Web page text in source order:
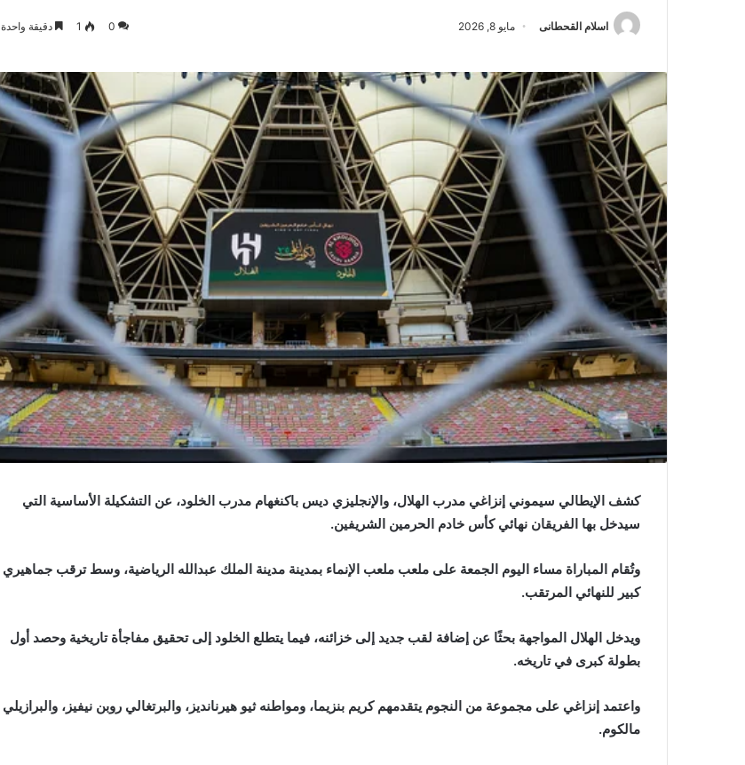
اسلام القحطانى مايو 8, 2026 0
1 دقيقة واحدة
كشف الإيطالي سيموني إنزاغي مدرب الهلال، والإنجليزي ديس باكنغهام مدرب الخلود، عن التشكيلة الأساسية التي
سيدخل بها الفريقان نهائي كأس خادم الحرمين الشريفين.
وتُقام المباراة مساء اليوم الجمعة على ملعب ملعب الإنماء بمدينة مدينة الملك عبدالله الرياضية، وسط ترقب جماهيري
كبير للنهائي المرتقب.
ويدخل الهلال المواجهة بحثًا عن إضافة لقب جديد إلى خزائنه، فيما يتطلع الخلود إلى تحقيق مفاجأة تاريخية وحصد أول
بطولة كبرى في تاريخه.
واعتمد إنزاغي على مجموعة من النجوم يتقدمهم كريم بنزيما، ومواطنه ثيو هيرنانديز، والبرتغالي روبن نيفيز، والبرازيلي
مالكوم.